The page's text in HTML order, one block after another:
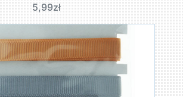
5,99zł